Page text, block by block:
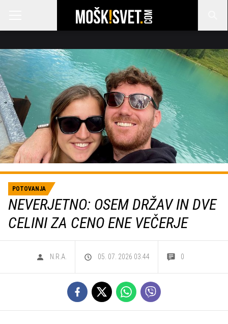
POTOVANJA
NEVERJETNO: OSEM DRŽAV IN DVE
CELINI ZA CENO ENE VEČERJE
N.R.A. 05. 07. 2026 03.44 0